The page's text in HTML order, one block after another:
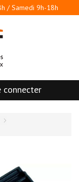
/ Samedi 9h-18h
connecter